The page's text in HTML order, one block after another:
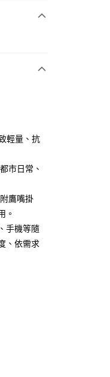
哥付的交易
付款後即
載為準。
將自動取
評分，恕
寄送繳費提
市／銀行轉
購物簡單
先享後
輕量、抗
市日常、
鷹嘴掛
。
手機等隨
、依需求